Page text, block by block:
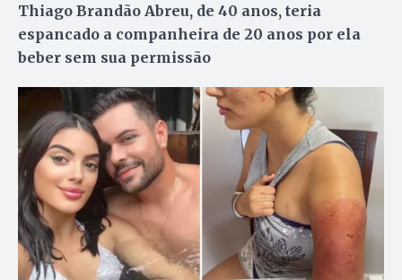
Thiago Brandão Abreu, de 40 anos, teria
espancado a companheira de 20 anos por ela
beber sem sua permissão